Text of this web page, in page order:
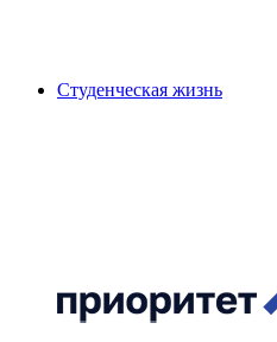
Студенческая жизнь